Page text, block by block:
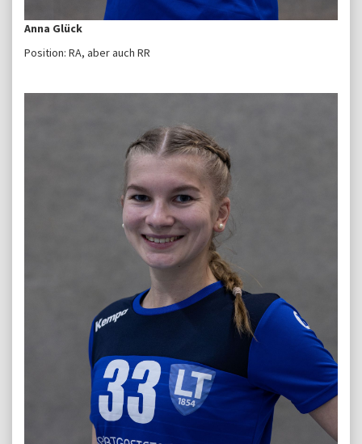
Anna Glück
Position: RA, aber auch RR